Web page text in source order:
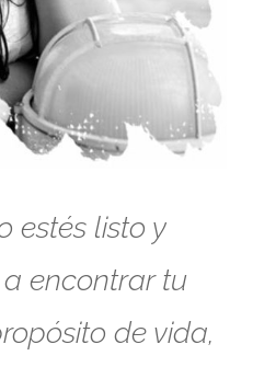
estés listo y
encontrar tu
de vida,